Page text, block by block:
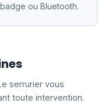
ou Bluetooth.
serrurier vous
toute intervention.